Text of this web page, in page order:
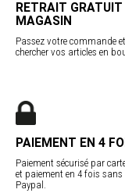
RETRAIT GRATUIT
MAGASIN
Passez votre commande
chercher vos articles en
PAIEMENT EN 4
Paiement sécurisé par
et paiement en 4 fois
Paypal.